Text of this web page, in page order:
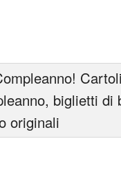
biglietti di
originali